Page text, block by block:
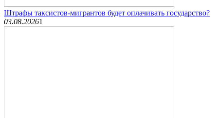
Штрафы таксистов-мигрантов будет оплачивать государство?
03.08.20261